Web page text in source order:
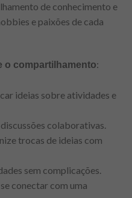
de conhecimento e
e paixões de cada
o compartilhamento:
ideias sobre atividades e
colaborativas.
trocas de ideias com
sem complicações.
conectar com uma